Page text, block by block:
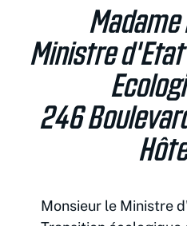
Ministre
246
Monsieur le Ministre